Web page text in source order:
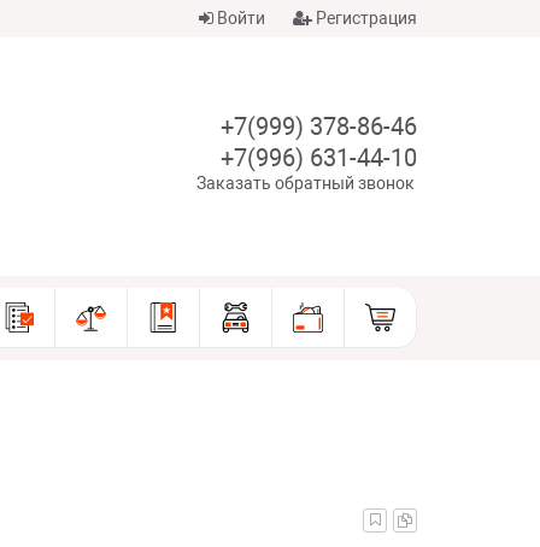
Войти Регистрация
+7(999) 378-86-46
+7(996) 631-44-10
Заказать обратный звонок